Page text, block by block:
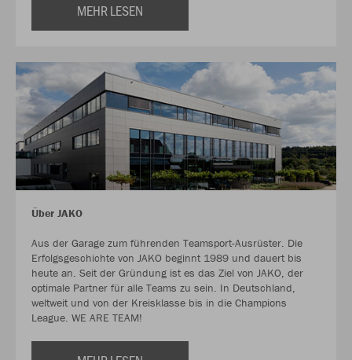
MEHR LESEN
Über JAKO
Aus der Garage zum führenden Teamsport-Ausrüster. Die
Erfolgsgeschichte von JAKO beginnt 1989 und dauert bis
heute an. Seit der Gründung ist es das Ziel von JAKO, der
optimale Partner für alle Teams zu sein. In Deutschland,
weltweit und von der Kreisklasse bis in die Champions
League. WE ARE TEAM!